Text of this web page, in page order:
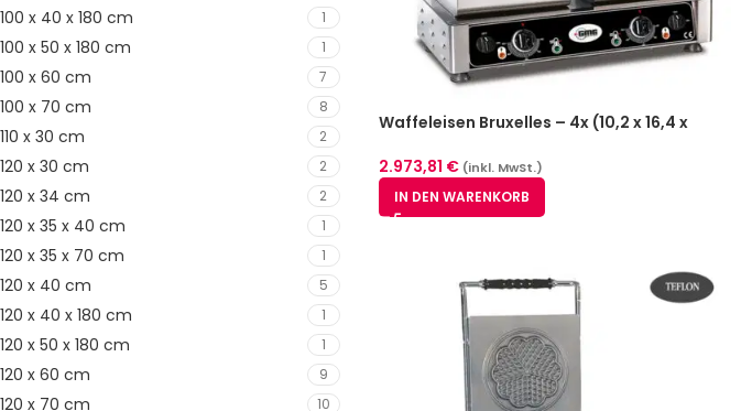
100 x 40 x 180 cm 1
100 x 50 x 180 cm 1
100 x 60 cm 7
100 x 70 cm 8
110 x 30 cm 2
120 x 30 cm 2
120 x 34 cm 2
120 x 35 x 40 cm 1
120 x 35 x 70 cm 1
120 x 40 cm 5
120 x 40 x 180 cm 1
120 x 50 x 180 cm 1
120 x 60 cm 9
120 x 70 cm 10
Waffeleisen Bruxelles – 4x (10,2 x 16,4 x
2.973,81 € (inkl. MwSt.)
IN DEN WARENKORB